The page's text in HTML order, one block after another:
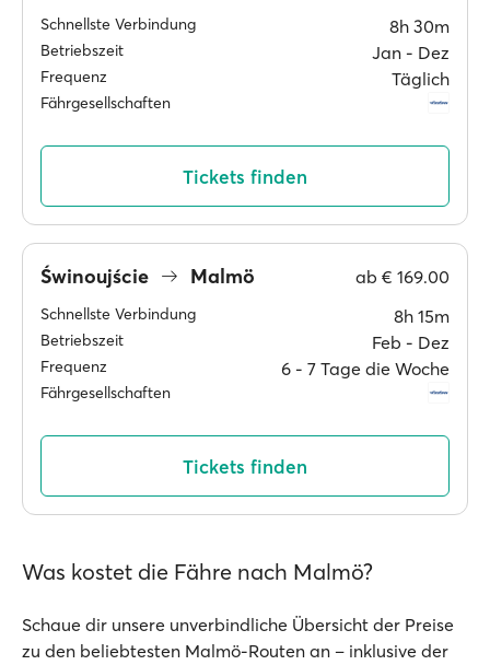
Schnellste Verbindung 8h 30m
Betriebszeit Jan ‐ Dez
Frequenz Täglich
Fährgesellschaften
Tickets finden
Świnoujście Malmö ab € 169.00
Schnellste Verbindung 8h 15m
Betriebszeit Feb ‐ Dez
Frequenz 6 ‐ 7 Tage die Woche
Fährgesellschaften
Tickets finden
Was kostet die Fähre nach Malmö?
Schaue dir unsere unverbindliche Übersicht der Preise
zu den beliebtesten Malmö-Routen an – inklusive der